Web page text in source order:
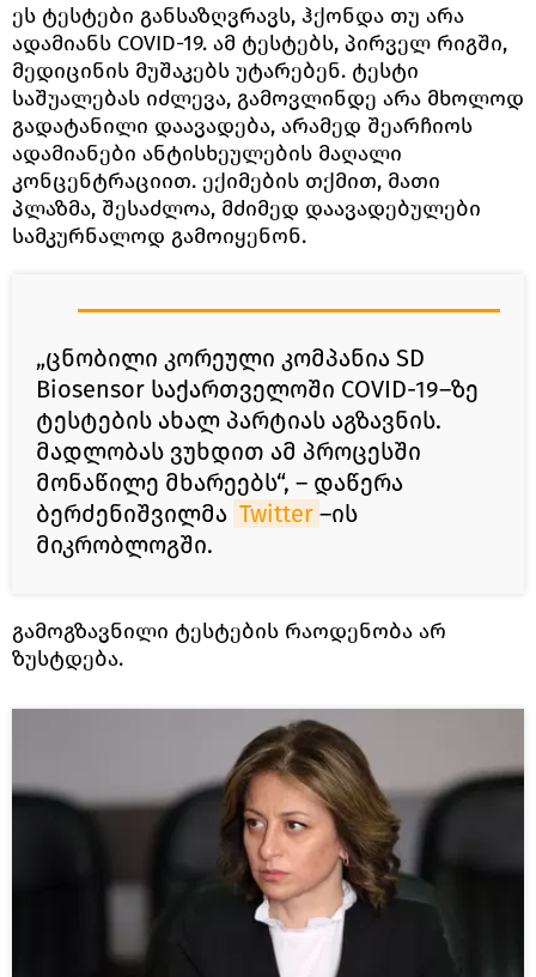
ეს ტესტები განსაზღვრავს, ჰქონდა თუ არა
ადამიანს COVID-19. ამ ტესტებს, პირველ რიგში,
მედიცინის მუშაკებს უტარებენ. ტესტი
საშუალებას იძლევა, გამოვლინდე არა მხოლოდ
გადატანილი დაავადება, არამედ შეარჩიოს
ადამიანები ანტისხეულების მაღალი
კონცენტრაციით. ექიმების თქმით, მათი
პლაზმა, შესაძლოა, მძიმედ დაავადებულები
სამკურნალოდ გამოიყენონ.
„ცნობილი კორეული კომპანია SD
Biosensor საქართველოში COVID-19–ზე
ტესტების ახალ პარტიას აგზავნის.
მადლობას ვუხდით ამ პროცესში
მონაწილე მხარეებს“, – დაწერა
ბერძენიშვილმა Twitter –ის
მიკრობლოგში.
გამოგზავნილი ტესტების რაოდენობა არ
ზუსტდება.